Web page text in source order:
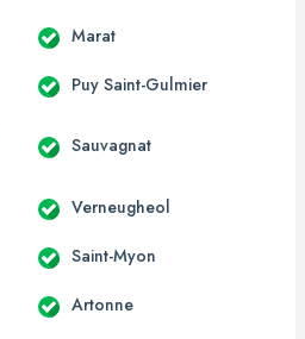
Marat
Puy Saint-Gulmier
Sauvagnat
Verneugheol
Saint-Myon
Artonne